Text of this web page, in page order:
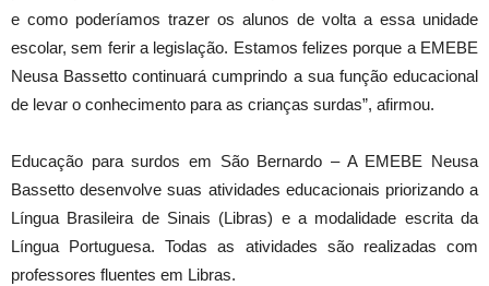
e como poderíamos trazer os alunos de volta a essa unidade
escolar, sem ferir a legislação. Estamos felizes porque a EMEBE
Neusa Bassetto continuará cumprindo a sua função educacional
de levar o conhecimento para as crianças surdas”, afirmou.
Educação para surdos em São Bernardo – A EMEBE Neusa
Bassetto desenvolve suas atividades educacionais priorizando a
Língua Brasileira de Sinais (Libras) e a modalidade escrita da
Língua Portuguesa. Todas as atividades são realizadas com
professores fluentes em Libras.